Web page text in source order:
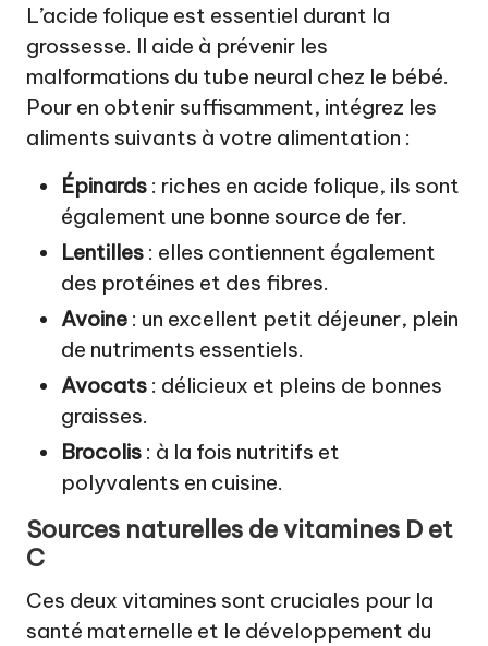
L’acide folique est essentiel durant la
grossesse. Il aide à prévenir les
malformations du tube neural chez le bébé.
Pour en obtenir suffisamment, intégrez les
aliments suivants à votre alimentation :
Épinards : riches en acide folique, ils sont
également une bonne source de fer.
Lentilles : elles contiennent également
des protéines et des fibres.
Avoine : un excellent petit déjeuner, plein
de nutriments essentiels.
Avocats : délicieux et pleins de bonnes
graisses.
Brocolis : à la fois nutritifs et
polyvalents en cuisine.
Sources naturelles devitamines D et
C
Ces deux vitamines sont cruciales pour la
santé maternelle et le développement du